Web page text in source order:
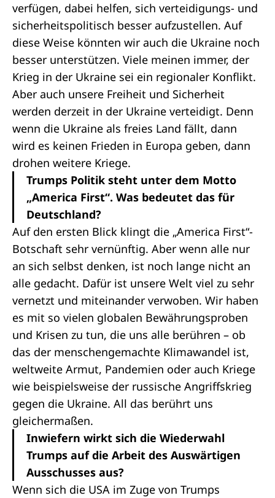
verfügen, dabei helfen, sich verteidigungs- und
sicherheitspolitisch besser aufzustellen. Auf
diese Weise könnten wir auch die Ukraine noch
besser unterstützen. Viele meinen immer, der
Krieg in der Ukraine sei ein regionaler Konflikt.
Aber auch unsere Freiheit und Sicherheit
werden derzeit in der Ukraine verteidigt. Denn
wenn die Ukraine als freies Land fällt, dann
wird es keinen Frieden in Europa geben, dann
drohen weitere Kriege.
Trumps Politik steht unter dem Motto
„America First“. Was bedeutet das für
Deutschland?
Auf den ersten Blick klingt die „America First“-
Botschaft sehr vernünftig. Aber wenn alle nur
an sich selbst denken, ist noch lange nicht an
alle gedacht. Dafür ist unsere Welt viel zu sehr
vernetzt und miteinander verwoben. Wir haben
es mit so vielen globalen Bewährungsproben
und Krisen zu tun, die uns alle berühren – ob
das der menschengemachte Klimawandel ist,
weltweite Armut, Pandemien oder auch Kriege
wie beispielsweise der russische Angriffskrieg
gegen die Ukraine. All das berührt uns
gleichermaßen.
Inwiefern wirkt sich die Wiederwahl
Trumps auf die Arbeit des Auswärtigen
Ausschusses aus?
Wenn sich die USA im Zuge von Trumps